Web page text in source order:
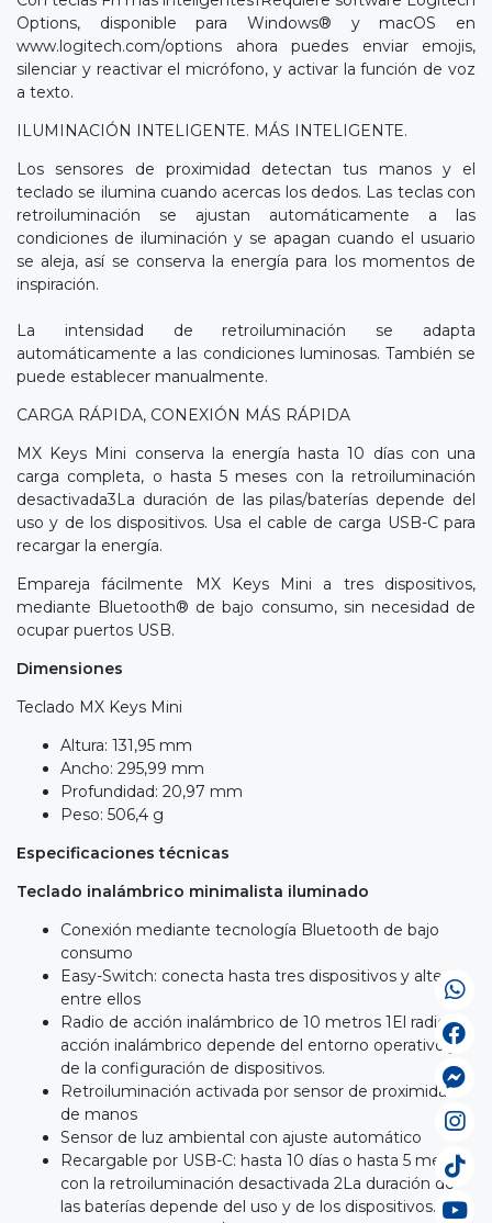
Options, disponible para Windows® y macOS en
www.logitech.com/options ahora puedes enviar emojis,
silenciar y reactivar el micrófono, y activar la función de voz
a texto.
ILUMINACIÓN INTELIGENTE. MÁS INTELIGENTE.
Los sensores de proximidad detectan tus manos y el
teclado se ilumina cuando acercas los dedos. Las teclas con
retroiluminación se ajustan automáticamente a las
condiciones de iluminación y se apagan cuando el usuario
se aleja, así se conserva la energía para los momentos de
inspiración.
La intensidad de retroiluminación se adapta
automáticamente a las condiciones luminosas. También se
puede establecer manualmente.
CARGA RÁPIDA, CONEXIÓN MÁS RÁPIDA
MX Keys Mini conserva la energía hasta 10 días con una
carga completa, o hasta 5 meses con la retroiluminación
desactivada3La duración de las pilas/baterías depende del
uso y de los dispositivos. Usa el cable de carga USB-C para
recargar la energía.
Empareja fácilmente MX Keys Mini a tres dispositivos,
mediante Bluetooth® de bajo consumo, sin necesidad de
ocupar puertos USB.
Dimensiones
Teclado MX Keys Mini
Altura: 131,95 mm
Ancho: 295,99 mm
Profundidad: 20,97 mm
Peso: 506,4 g
Especificaciones técnicas
Teclado inalámbrico minimalista iluminado
Conexión mediante tecnología Bluetooth de bajo
consumo
Easy-Switch: conecta hasta tres dispositivos y alterna
entre ellos
Radio de acción inalámbrico de 10 metros 1El radio de
acción inalámbrico depende del entorno operativo y
de la configuración de dispositivos.
Retroiluminación activada por sensor de proximidad
de manos
Sensor de luz ambiental con ajuste automático
Recargable por USB-C: hasta 10 días o hasta 5 meses
con la retroiluminación desactivada 2La duración de
las baterías depende del uso y de los dispositivos.